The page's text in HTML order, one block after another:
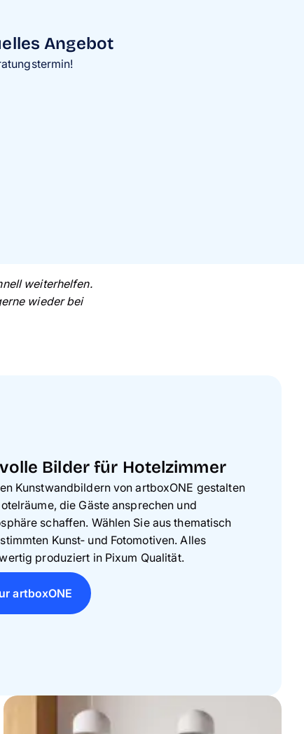
Angebot
weiterhelfen.
wieder bei
Bilder für Hotelzimmer
Kunstwandbildern von artboxONE gestalten
die Gäste ansprechen und
schaffen. Wählen Sie aus thematisch
Kunst‑ und Fotomotiven. Alles
produziert in Pixum Qualität.
artboxONE